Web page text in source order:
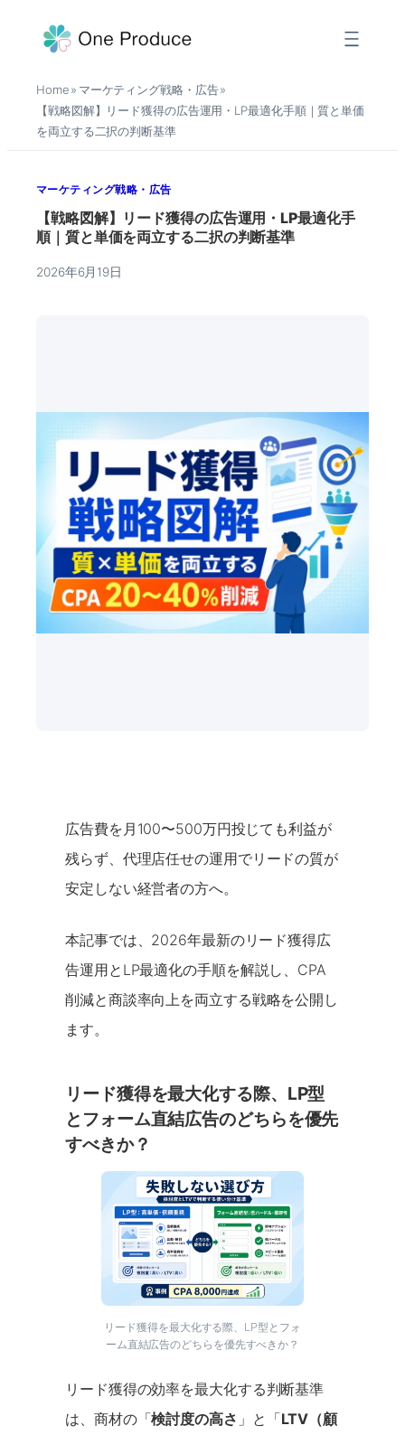
ッ
Home » マーケティング戦略・広告»
【戦略図解】リード獲得の広告運用・LP最適化手順｜質と単価
を両立する二択の判断基準
マーケティング戦略・広告
【戦略図解】リード獲得の広告運用・LP最適化手
順｜質と単価を両立する二択の判断基準
2026年6月19日
広告費を月100〜500万円投じても利益が
残らず、代理店任せの運用でリードの質が
安定しない経営者の方へ。
本記事では、2026年最新のリード獲得広
告運用とLP最適化の手順を解説し、CPA
削減と商談率向上を両立する戦略を公開し
ます。
リード獲得を最大化する際、LP型
とフォーム直結広告のどちらを優先
すべきか？
リード獲得を最大化する際、LP型とフォ
ーム直結広告のどちらを優先すべきか？
リード獲得の効率を最大化する判断基準
は、商材の「検討度の高さ 」と「LTV（顧